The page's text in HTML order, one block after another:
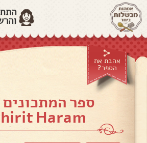
אהבת את
הספר?
ספר
Haram